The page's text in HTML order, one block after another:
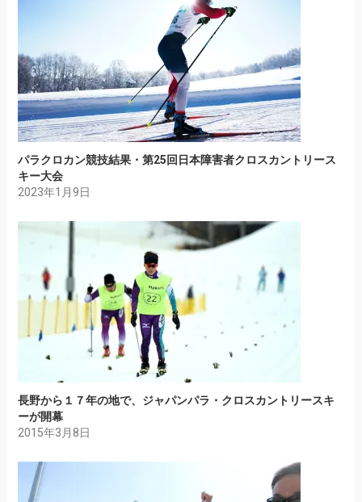
パラクロカン競技結果・第25回日本障害者クロスカントリース
キー大会
2023年1月9日
長野から１７年の地で、ジャパンパラ・クロスカントリースキ
ーが開幕
2015年3月8日